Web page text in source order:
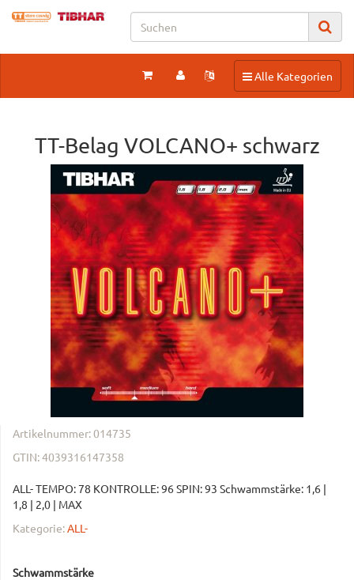
Toggle navigation
Alle Kategorien
TT-Belag VOLCANO+ schwarz
Artikelnummer:014735
GTIN:4039316147358
ALL- TEMPO: 78 KONTROLLE: 96 SPIN: 93 Schwammstärke: 1,6 |
1,8 | 2,0 | MAX
Kategorie:ALL-
Schwammstärke